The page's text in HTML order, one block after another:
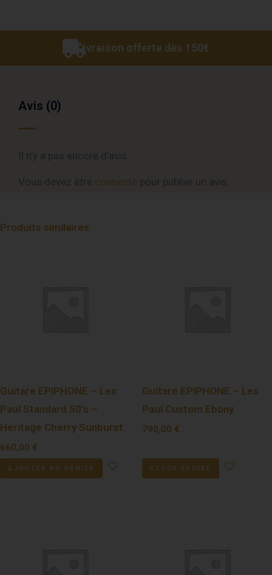
Livraison offerte dès 150€
Avis (0)
connecté
Produits similaires
Guitare EPIPHONE – Les
Paul Standard 50’s –
Heritage Cherry Sunburst
660,00 €
AJOUTER AU PANIER
Guitare EPIPHONE – Les
Paul Custom Ebony
790,00 €
STOCK ÉPUISÉ